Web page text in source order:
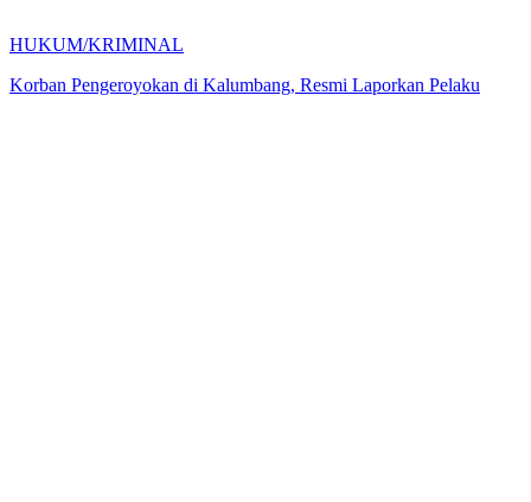
HUKUM/KRIMINAL
Korban Pengeroyokan di Kalumbang, Resmi Laporkan Pelaku